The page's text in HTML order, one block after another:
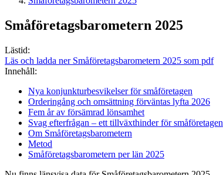
Småföretagsbarometern 2025
Lästid:
Läs och ladda ner Småföretagsbarometern 2025 som pdf
Innehåll:
Nya konjunkturbesvikelser för småföretagen
Orderingång och omsättning förväntas lyfta 2026
Fem år av försämrad lönsamhet
Svag efterfrågan – ett tillväxthinder för småföretagen
Om Småföretagsbarometern
Metod
Småföretagsbarometern per län 2025